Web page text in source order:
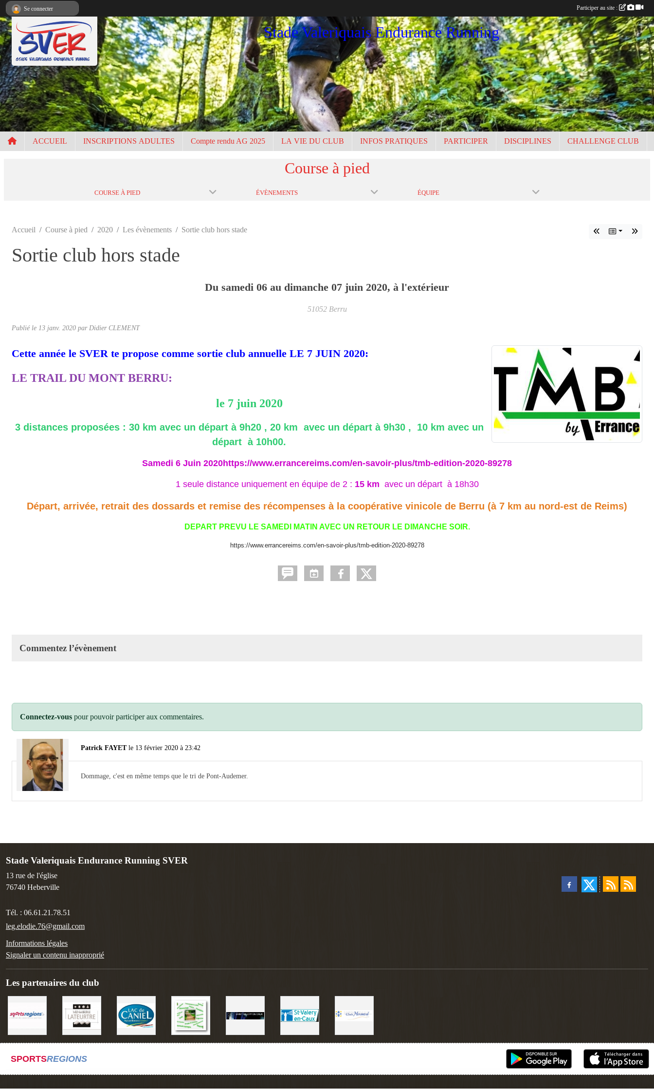
Stade Valeriquais Endurance Running
ACCUEIL INSCRIPTIONS ADULTES Compte rendu AG 2025 LA VIE DU CLUB INFOS PRATIQUES PARTICIPER DISCIPLINES CHALLENGE CLUB
Course à pied
COURSE À PIED ÉVÈNEMENTS ÉQUIPE
Accueil Course à pied 2020 Les évènements Sortie club hors stade
Sortie club hors stade
Du samedi 06 au dimanche 07 juin 2020, à l'extérieur
51052 Berru
Publié le 13 janv. 2020 par Didier CLEMENT
Cette année le SVER te propose comme sortie club annuelle LE 7 JUIN 2020:
LE TRAIL DU MONT BERRU:
le 7 juin 2020
3 distances proposées : 30 km avec un départ à 9h20 , 20 km avec un départ à 9h30 , 10 km avec un
départ à 10h00.
Samedi 6 Juin 2020https://www.errancereims.com/en-savoir-plus/tmb-edition-2020-89278
1 seule distance uniquement en équipe de 2 : 15 km avec un départ à 18h30
Départ, arrivée, retrait des dossards et remise des récompenses à la coopérative vinicole de Berru (à 7 km au nord-est de Reims)
DEPART PREVU LE SAMEDI MATIN AVEC UN RETOUR LE DIMANCHE SOIR.
https://www.errancereims.com/en-savoir-plus/tmb-edition-2020-89278
Commentez l’évènement
Connectez-vous pour pouvoir participer aux commentaires.
Patrick FAYET le 13 février 2020 à 23:42
Dommage, c'est en même temps que le tri de Pont-Audemer.
Stade Valeriquais Endurance Running SVER
13 rue de l'église
76740 Heberville
Tél. : 06.61.21.78.51
leg.elodie.76@gmail.com
Informations légales
Signaler un contenu inapproprié
Les partenaires du club
SPORTSREGIONS
Se connecter Participer au site :
Panneau de gestion des cookies